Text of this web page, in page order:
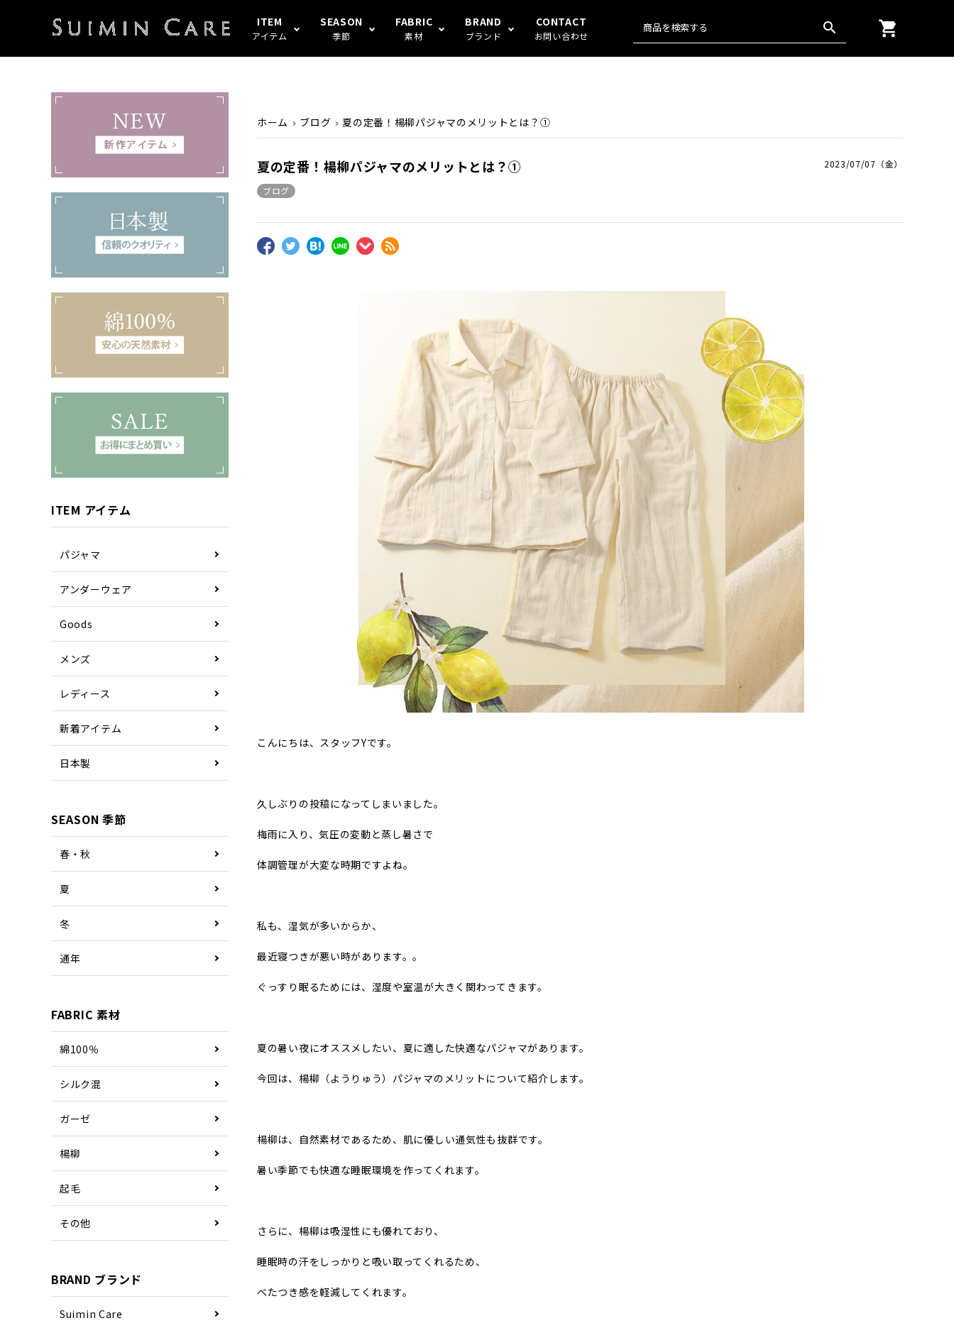
ITEM
アイテム
アイテムすべて
SEASON
季節
春・秋
FABRIC
素材
綿100%
その他
BRAND
ブランド
SUIMIN CARE
ぼしケア その他
CONTACT
お問い合わせ search shopping_cart
ホーム ブログ 夏の定番！楊柳パジャマのメリットとは？①
夏の定番！楊柳パジャマのメリットとは？① 2023/07/07（金）
ブログ
こんにちは、スタッフYです。
久しぶりの投稿になってしまいました。
梅雨に入り、気圧の変動と蒸し暑さで
体調管理が大変な時期ですよね。
私も、湿気が多いからか、
最近寝つきが悪い時があります。。
ぐっすり眠るためには、湿度や室温が大きく関わってきます。
夏の暑い夜にオススメしたい、夏に適した快適なパジャマがあります。
今回は、楊柳（ようりゅう）パジャマのメリットについて紹介します。
楊柳は、自然素材であるため、肌に優しい通気性も抜群です。
暑い季節でも快適な睡眠環境を作ってくれます。
さらに、楊柳は吸湿性にも優れており、
睡眠時の汗をしっかりと吸い取ってくれるため、
べたつき感を軽減してくれます。
ITEM アイテム
パジャマ
アンダーウェア
Goods
メンズ
レディース
新着アイテム
日本製
SEASON 季節
春・秋
夏
冬
通年
FABRIC 素材
綿100％
シルク混
ガーゼ
楊柳
起毛
その他
BRAND ブランド
Suimin Care